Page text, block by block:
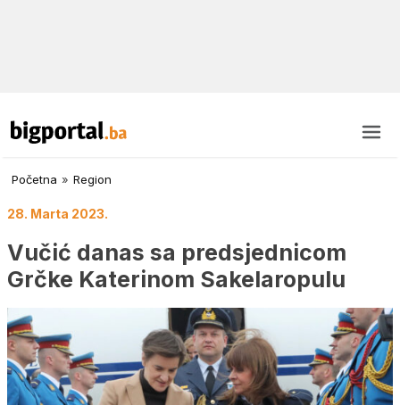
Početna » Region
28. Marta 2023.
Vučić danas sa predsjednicom
Grčke Katerinom Sakelaropulu